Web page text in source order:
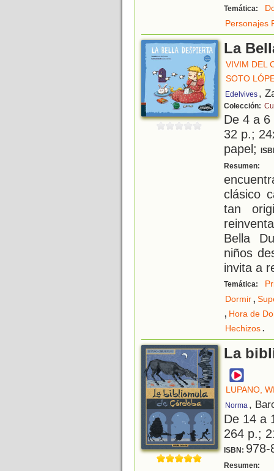
Temática:
Personajes
La
VIVIM DEL
SOTO
Edelvives ,
Colección:
De 4 a
32 p.;
papel;
Resumen:
clásico
tan
Bella
niños
invita a
Temática:
Dormir,
, Hora de
Hechizos.
La
LUPANO,
Norma ,
De 14 a
264 p.;
ISBN: 978-
Resumen: